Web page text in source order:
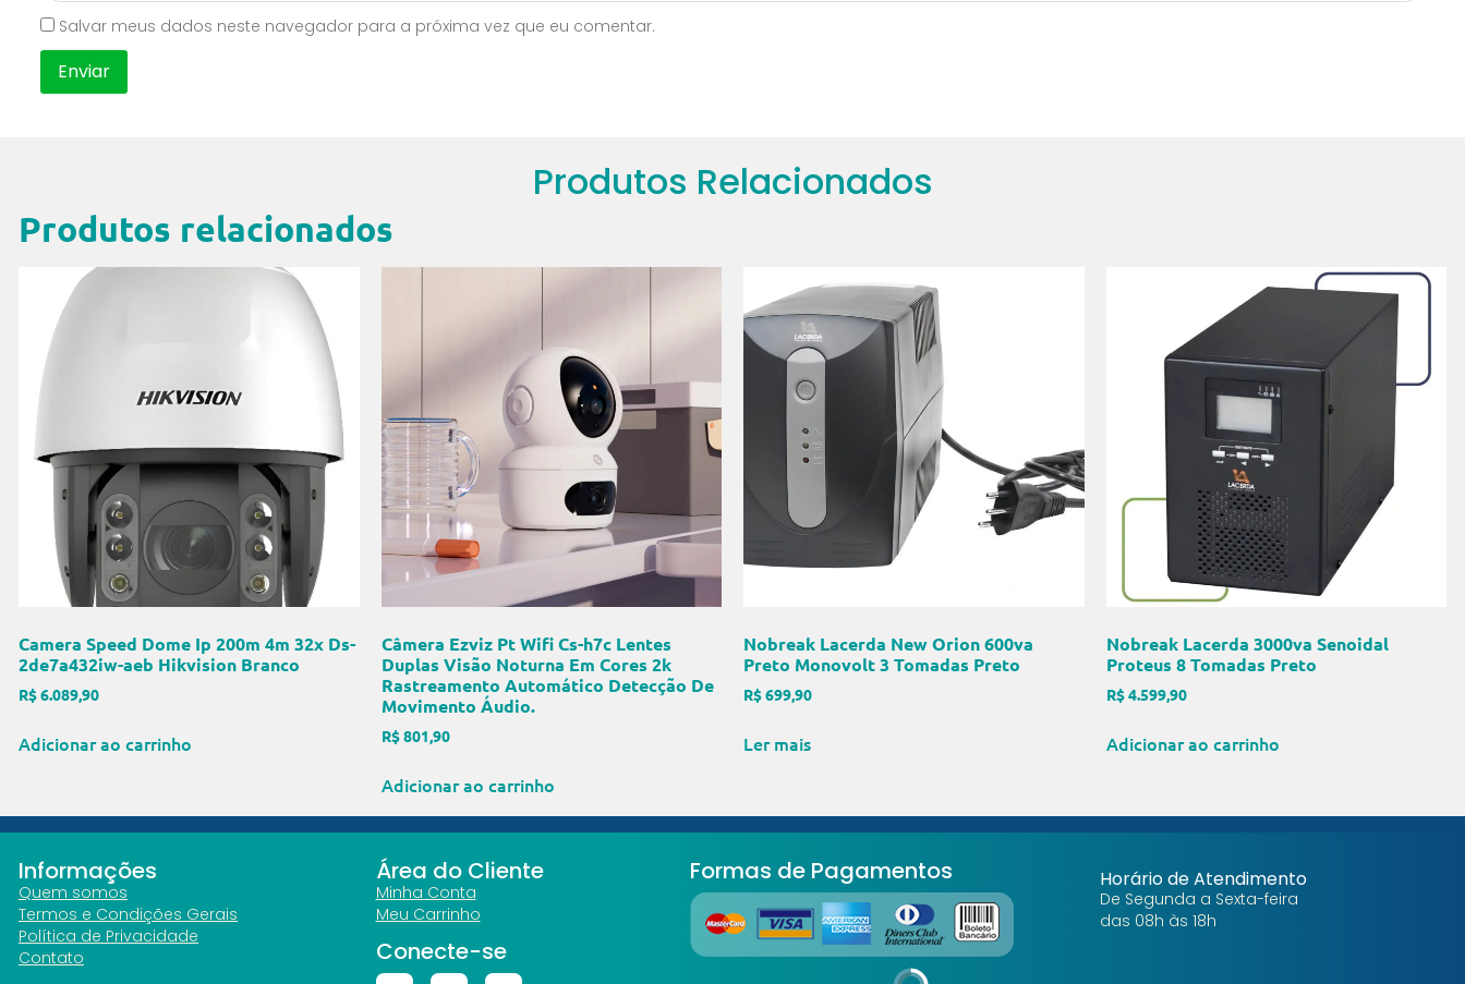
Salvar meus dados neste navegador para a próxima vez que eu comentar.
Produtos Relacionados
Produtos relacionados
Camera Speed Dome Ip 200m 4m 32x Ds-
2de7a432iw-aeb Hikvision Branco
R$6.089,90
Adicionar ao carrinho
Câmera Ezviz Pt Wifi Cs-h7c Lentes
Duplas Visão Noturna Em Cores 2k
Rastreamento Automático Detecção De
Movimento Áudio.
R$801,90
Adicionar ao carrinho
Nobreak Lacerda New Orion 600va
Preto Monovolt 3 Tomadas Preto
R$699,90
Ler mais
Nobreak Lacerda 3000va Senoidal
Proteus 8 Tomadas Preto
R$4.599,90
Adicionar ao carrinho
Informações
Quem somos
Termos e Condições Gerais
Política de Privacidade
Contato
Área do Cliente
Minha Conta
Meu Carrinho
Conecte-se
Formas de Pagamentos Horário de Atendimento
De Segunda a Sexta-feira
das 08h às 18h